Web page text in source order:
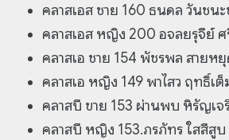
คลาสเอส ชาย 160 ธนดล วันชน
คลาสเอส หญิง 200 อจลยรุจีย์
คลาสเอ ชาย 154 พัชรพล สายห
คลาสเอ หญิง 149 พาไสว ฤทธิ์เ
คลาสบี ขาย 153 ผ่านพบ หิรัญเ
คลาสบี หญิง 153.ภรภัทร ใสสีสู